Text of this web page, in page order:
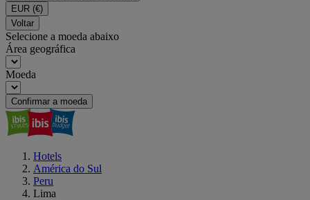
EUR (€)
Voltar
Selecione a moeda abaixo
Área geográfica
Moeda
Confirmar a moeda
Hotels
América do Sul
Peru
Lima